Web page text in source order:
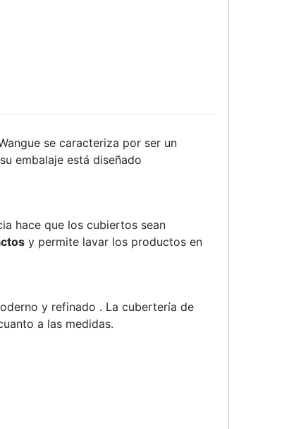
se caracteriza por ser un
embalaje está diseñado
hace que los cubiertos sean
y permite lavar los productos en
y refinado . La cubertería de
a las medidas.